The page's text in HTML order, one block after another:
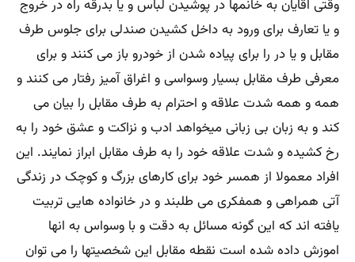
وقتی اقایان به خانمها در پوشیدن لباس و یا بدرقه راه در خروج
و یا تعارف برای ورود به داخل کشیدن صندلی برای جلوس طرف
مقابل و یا در را برای پیاده شدن از خودرو باز می کنند و برای
معرفی طرف مقابل بسیار وسواسی و اغراق آمیز رفتار می کنند و
همه و همه شدت علاقه و احترام به طرف مقابل را بیان می
کند و به زبان بی زبانی میخواهد ادب و نزاکت و عشق خود را به
رخ کشیده و شدت علاقه خود را به طرف مقابل ابراز نمایند. این
افراد معمولا از همسر خود برای کارهای بزرگ و کوچک در زندگی
آتی همراهی و همفکری می طلبند و در خانواده هایی تربیت
یافته اند که این گونه مسائل به دقت و با وسواس به انها
اموزش داده شده است نقطه مقابل این شخصیتها را می توان